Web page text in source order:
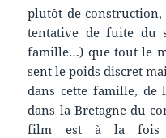
plutôt de construction,
tentative de fuite du
famille…) que tout le
sent le poids discret
dans cette famille, de
dans la Bretagne du
film est à la fois